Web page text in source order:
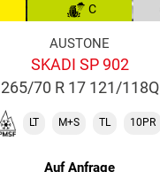
C
AUSTONE
SKADI SP 902
265/70 R 17 121/118Q
LT M+S TL 10PR
Auf Anfrage